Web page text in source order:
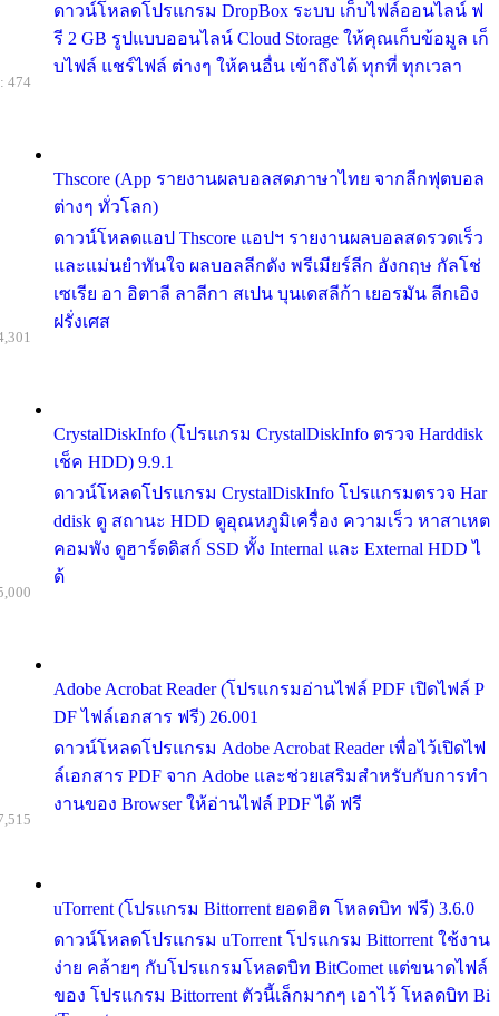
ดาวน์โหลดโปรแกรม DropBox ระบบ เก็บไฟล์ออนไลน์ ฟ
รี 2 GB รูปแบบออนไลน์ Cloud Storage ให้คุณเก็บข้อมูล เก็
บไฟล์ แชร์ไฟล์ ต่างๆ ให้คนอื่น เข้าถึงได้ ทุกที่ ทุกเวลา
Thscore (App รายงานผลบอลสดภาษาไทย จากลีกฟุตบอล
ต่างๆ ทั่วโลก)
ดาวน์โหลดแอป Thscore แอปฯ รายงานผลบอลสดรวดเร็ว
และแม่นยำทันใจ ผลบอลลีกดัง พรีเมียร์ลีก อังกฤษ กัลโช่
เซเรีย อา อิตาลี ลาลีกา สเปน บุนเดสลีก้า เยอรมัน ลีกเอิง
ฝรั่งเศส
474
CrystalDiskInfo (โปรแกรม CrystalDiskInfo ตรวจ Harddisk
เช็ค HDD) 9.9.1
ดาวน์โหลดโปรแกรม CrystalDiskInfo โปรแกรมตรวจ Har
ddisk ดู สถานะ HDD ดูอุณหภูมิเครื่อง ความเร็ว หาสาเหต
คอมพัง ดูฮาร์ดดิสก์ SSD ทั้ง Internal และ External HDD ไ
ด้
Adobe Acrobat Reader (โปรแกรมอ่านไฟล์ PDF เปิดไฟล์ P
DF ไฟล์เอกสาร ฟรี) 26.001
ดาวน์โหลดโปรแกรม Adobe Acrobat Reader เพื่อไว้เปิดไฟ
ล์เอกสาร PDF จาก Adobe และช่วยเสริมสำหรับกับการทำ
งานของ Browser ให้อ่านไฟล์ PDF ได้ ฟรี
uTorrent (โปรแกรม Bittorrent ยอดฮิต โหลดบิท ฟรี) 3.6.0
ดาวน์โหลดโปรแกรม uTorrent โปรแกรม Bittorrent ใช้งาน
ง่าย คล้ายๆ กับโปรแกรมโหลดบิท BitComet แต่ขนาดไฟล์
ของ โปรแกรม Bittorrent ตัวนี้เล็กมากๆ เอาไว้ โหลดบิท Bi